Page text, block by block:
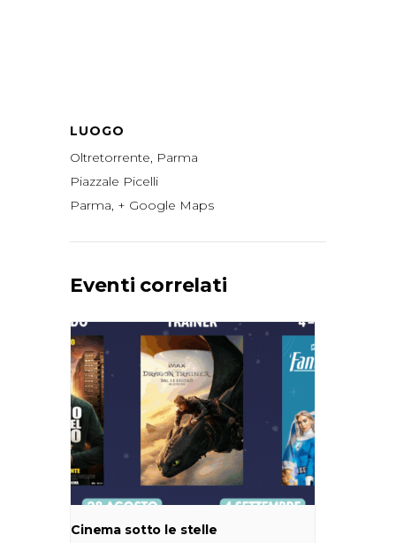
LUOGO
Oltretorrente, Parma
Piazzale Picelli
Parma, + Google Maps
Eventi correlati
Cinema sotto le stelle